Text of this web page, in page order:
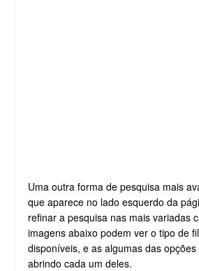
Uma outra forma de pesquisa mais
que aparece no lado esquerdo da
refinar a pesquisa nas mais variadas
imagens abaixo podem ver o tipo de
disponíveis, e as algumas das
abrindo cada um deles.